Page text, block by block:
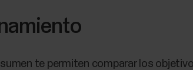
te permiten comparar los